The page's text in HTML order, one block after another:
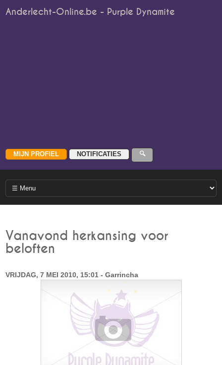
Anderlecht-Online.be - Purple Dynamite
Vanavond herkansing voor
beloften
VRIJDAG, 7 MEI 2010, 15:01 - Garrincha